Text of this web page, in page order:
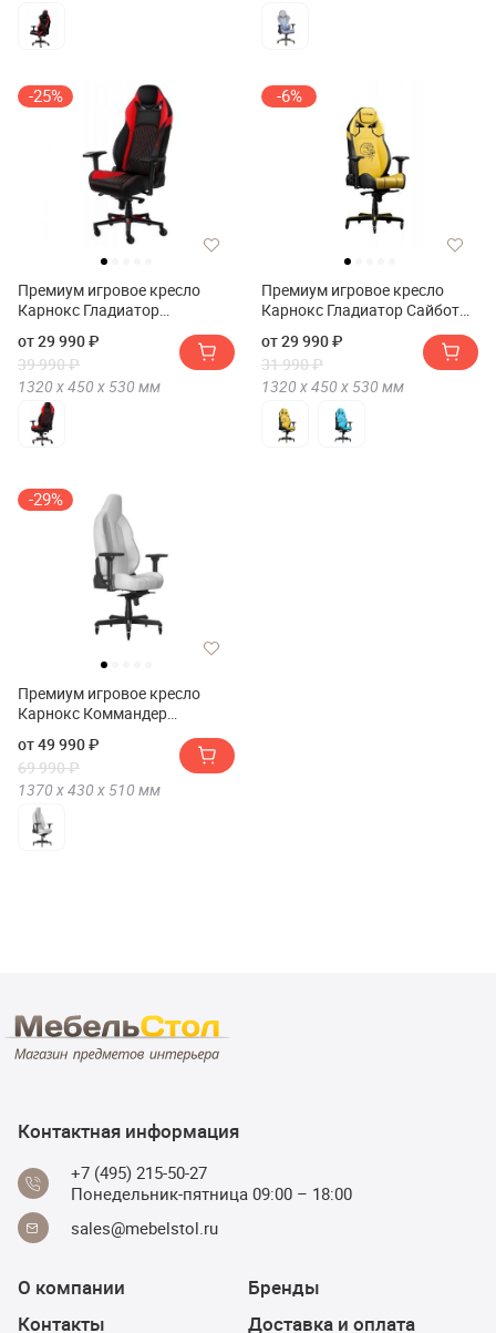
-25%
Премиум игровое кресло
Карнокс Гладиатор
Ср(Премиум игровое кресло
KARNOX GLADIATOR SR)
от 29 990 ₽
39 990 ₽
1320 х450 х 530 мм
-6%
Премиум игровое кресло
Карнокс Гладиатор Сайбот
Эдишн(Премиум игровое
кресло KARNOX GLADIATOR
Cybot Edition)
от 29 990 ₽
31 990 ₽
1320 х450 х 530 мм
-29%
Премиум игровое кресло
Карнокс Коммандер
Лезер(Премиум игровое
кресло KARNOX COMMANDER
Skywalker Napa Leather)
от 49 990 ₽
69 990 ₽
1370 х430 х 510 мм
Контактная информация
+7 (495) 215-50-27
Понедельник-пятница 09:00 – 18:00
sales@mebelstol.ru
О компании
Контакты
Бренды
Доставка и оплата